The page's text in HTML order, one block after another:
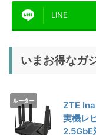
LINE
いまお得なガ
ルーター
ZTE
実機レ
2.5GbE